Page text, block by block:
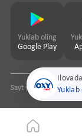
Yuklab
Yuklab oling
Google Play
Sayt yaratuvchi